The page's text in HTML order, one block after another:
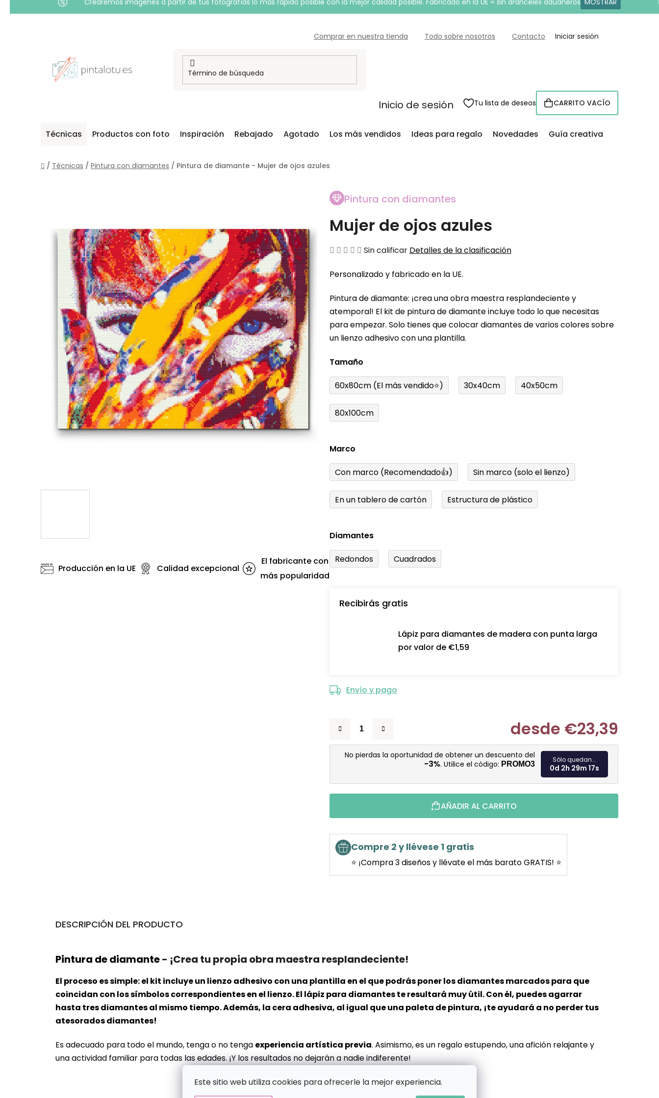
Este sitio web utiliza cookies para ofrecerle la mejor experiencia.
Crearemos imágenes a partir de tus fotografías lo más rápido posible con la mejor calidad posible. Fabricado en la UE = sin aranceles aduaneros MOSTRAR
Comprar en nuestra tienda Todo sobre nosotros Contacto Iniciar sesión
Inicio de sesión Tu lista de deseos CESTA
CARRITO VACÍO
Técnicas Productos con foto Inspiración Rebajado Agotado Los más vendidos Ideas para regalo Novedades Guía creativa
Inicio
/ Técnicas / Pintura con diamantes / Pintura de diamante - Mujer de ojos azules
Pintura con diamantes
Mujer de ojos azules
La
media
producto
es
de
0,0
estrellas.
Sin calificar Detalles de la clasificación
Personalizado y fabricado en la UE.
Pintura de diamante: ¡crea una obra maestra resplandeciente y
atemporal! El kit de pintura de diamante incluye todo lo que necesitas
para empezar. Solo tienes que colocar diamantes de varios colores sobre
un lienzo adhesivo con una plantilla.
Tamaño
60x80cm (El más vendido⭐) 30x40cm 40x50cm
80x100cm
Marco
Con marco (Recomendado👍) Sin marco (solo el lienzo)
En un tablero de cartón Estructura de plástico
Diamantes
Redondos Cuadrados
Recibirás gratis
Lápiz para diamantes de madera con punta larga
por valor de €1,59
Envío y pago
desde €23,39
Medir
No pierdas la oportunidad de obtener un descuento del
-3%. Utilice el código: PROMO3
Sólo quedan...
0d 2h 29m 16s
AÑADIR AL CARRITO
Compre 2 y llévese 1 gratis
⭐ ¡Compra 3 diseños y llévate el más barato GRATIS! ⭐
Producción en la UE Calidad excepcional
El fabricante con
más popularidad
DESCRIPCIÓN DEL PRODUCTO
Pintura de diamante- ¡Crea tu propia obra maestra resplandeciente!
El proceso es simple: el kit incluye un lienzo adhesivo con una plantilla en el que podrás poner los diamantes marcados para que
coincidan con los símbolos correspondientes en el lienzo. El lápiz para diamantes te resultará muy útil. Con él, puedes agarrar
hasta tres diamantes al mismo tiempo. Además, la cera adhesiva, al igual que una paleta de pintura, ¡te ayudará a no perder tus
atesorados diamantes!
Es adecuado para todo el mundo, tenga o no tenga experiencia artística previa. Asimismo, es un regalo estupendo, una afición relajante y
una actividad familiar para todas las edades. ¡Y los resultados no dejarán a nadie indiferente!